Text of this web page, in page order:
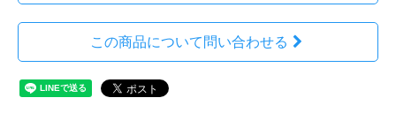
この商品について問い合わせる